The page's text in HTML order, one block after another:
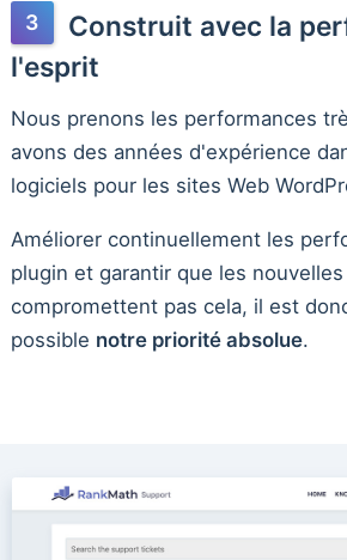
Construit avec la
l'esprit
Nous prenons les performances
avons des années d'expérience
logiciels pour les sites Web
Améliorer continuellement les
plugin et garantir que les
compromettent pas cela, il est
possible notre priorité absolue.